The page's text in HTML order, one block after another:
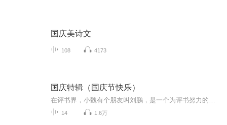
国庆美诗文
108 4173
国庆特辑（国庆节快乐）
14 1.6万